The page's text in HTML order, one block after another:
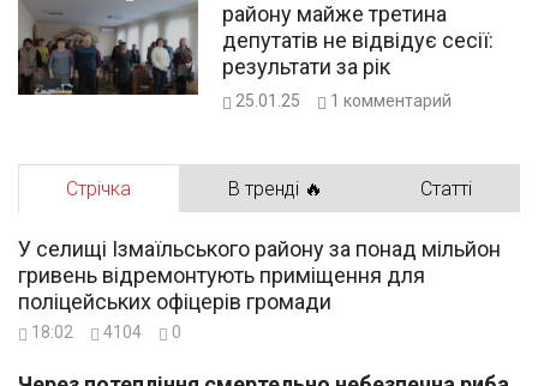
району майже третина
депутатів не відвідує сесії:
результати за рік
25.01.25 1 комментарий
Стрічка В тренді 🔥 Статті
У селищі Ізмаїльського району за понад мільйон
гривень відремонтують приміщення для
поліцейських офіцерів громади
18:02 4104 0